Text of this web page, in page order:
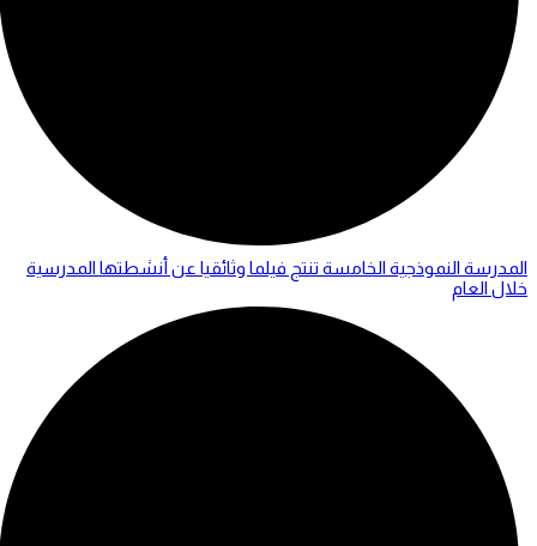
المدرسة النموذجية الخامسة تنتج فيلما وثائقيا عن أنشطتها المدرسية
خلال العام